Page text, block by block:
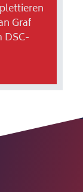
Graf
DSC-